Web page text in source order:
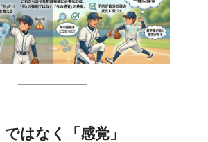
はなく「感覚」